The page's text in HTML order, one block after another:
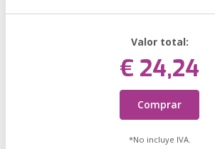
Valor total:
€ 24,24
Comprar
*No incluye IVA.